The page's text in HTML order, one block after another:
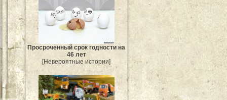
Просроченный срок годности на
46 лет
[Невероятные истории]